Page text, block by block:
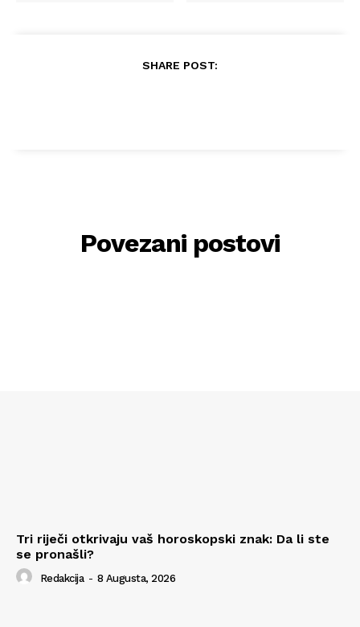
SHARE POST:
Povezani postovi
Tri riječi otkrivaju vaš horoskopski znak: Da li ste
se pronašli?
Redakcija - 8 Augusta, 2026